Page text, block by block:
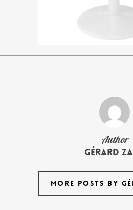
Author
Gérard
MORE POSTS BY